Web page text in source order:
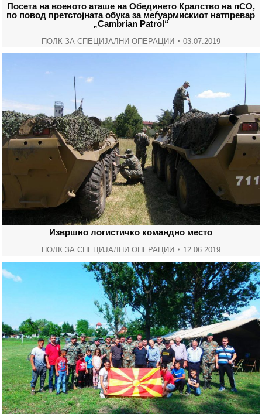
Посета на военото аташе на Обединето Кралство на пСО,
по повод претстојната обука за меѓуармискиот натпревар
„Cambrian Patrol“
ПОЛК ЗА СПЕЦИЈАЛНИ ОПЕРАЦИИ 03.07.2019
Извршно логистичко командно место
ПОЛК ЗА СПЕЦИЈАЛНИ ОПЕРАЦИИ 12.06.2019